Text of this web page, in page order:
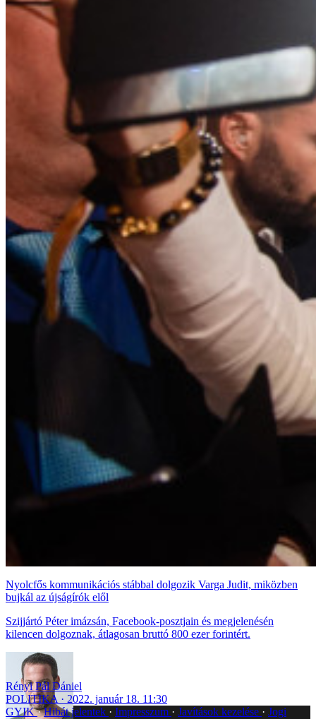
Nyolcfős kommunikációs stábbal dolgozik Varga Judit, miközben
bujkál az újságírók elől
Szijjártó Péter imázsán, Facebook-posztjain és megjelenésén
kilencen dolgoznak, átlagosan bruttó 800 ezer forintért.
Rényi Pál Dániel
POLITIKA
2022. január 18. 11:30
GYIK Hibát jelentek Impresszum Javítások kezelése
Jogi